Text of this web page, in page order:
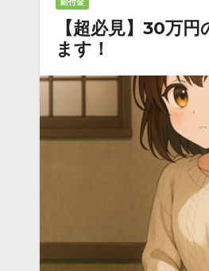
給付金
【超必見】30万
ます！